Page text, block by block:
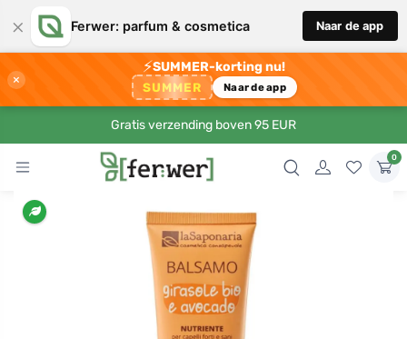
× Ferwer: parfum & cosmetica Naar de app
×
⚡SUMMER-korting nu!
SUMMER Naar de app
Gratis verzending boven 95 EUR
0